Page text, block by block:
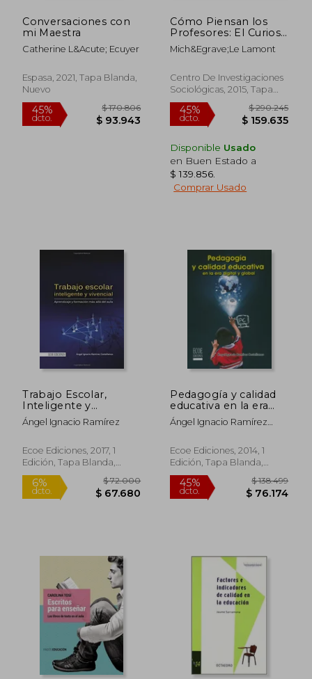
Conversaciones con
mi Maestra
Catherine L&Acute; Ecuyer
Espasa, 2021, Tapa Blanda,
Nuevo
Cómo Piensan los
Profesores: El Curioso
Mundo de la
Evaluación Académica
Mich&Egrave;Le Lamont
Centro De Investigaciones
Sociológicas, 2015, Tapa
Blanda, Nuevo
Disponible Usado
en Buen Estado a
$ 139.856
Comprar Usado
Trabajo Escolar,
Inteligente y
Vivencial: Aprendizaje
y Formación más Allá
Ángel Ignacio Ramírez
Ecoe Ediciones, 2017, 1
Edición, Tapa Blanda,
Nuevo
6%
dcto.
$ 72.000
$ 67.680
Pedagogía y calidad
educativa en la era
digital y global
Ángel Ignacio Ramírez
Ecoe Ediciones, 2014, 1
Edición, Tapa Blanda,
Nuevo
dcto.